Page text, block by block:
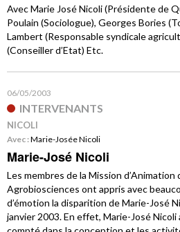
Avec Marie José Nicoli (Présidente de
Poulain (Sociologue), Georges Bories
Lambert (Responsable syndicale
(Conseiller d’Etat) Etc.
06/05/2003
INTERVENANTS
NICOLI
Avec :Marie-Josée Nicoli
Marie-José Nicoli
Les membres de la Mission d’Animation
Agrobiosciences ont appris avec
d’émotion la disparition de Marie-José
janvier 2003. En effet, Marie-José Nicoli